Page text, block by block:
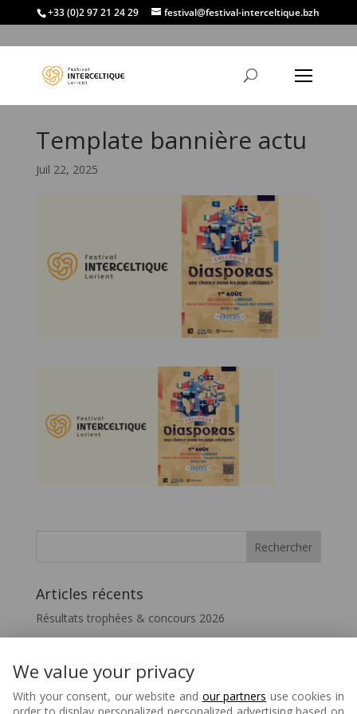
+33 (0)2 97 21 24 29 festival@festival-interceltique.bzh
Template bannière actu
Juil 22, 2025
Articles récents
Résultats trophées & concours 2026
Vivez le FIL – InterceltiqueTV 2026
Festicelte 2026 – Le Quotidien du FIL
Disparition de Melaine Favennec
We value your privacy
With your consent, our website and our partners use cookies in